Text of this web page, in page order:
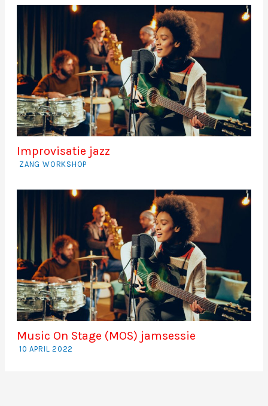
Improvisatie jazz
ZANG WORKSHOP
Music On Stage (MOS) jamsessie
10 APRIL 2022